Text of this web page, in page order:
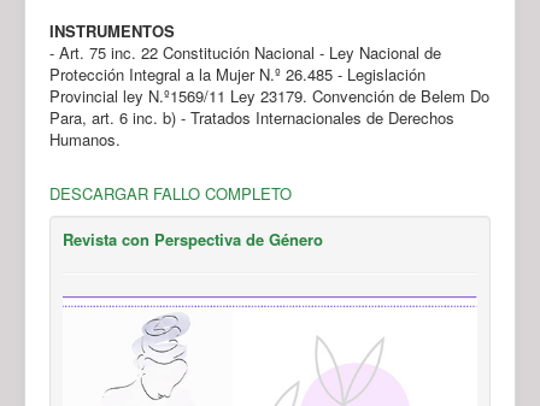
INSTRUMENTOS
- Art. 75 inc. 22 Constitución Nacional - Ley Nacional de
Protección Integral a la Mujer N.º 26.485 - Legislación
Provincial ley N.º1569/11 Ley 23179. Convención de Belem Do
Para, art. 6 inc. b) - Tratados Internacionales de Derechos
Humanos.
DESCARGAR FALLO COMPLETO
Revista con Perspectiva de Género